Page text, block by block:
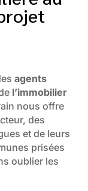
agents
l’immobilier
nous offre
des
et de leurs
prisées
oublier les